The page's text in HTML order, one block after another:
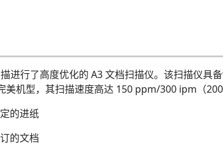
进行了高度优化的 A3 文档扫描仪。该扫描仪具
美机型，其扫描速度高达 150 ppm/300 ipm（
的进纸
的文档